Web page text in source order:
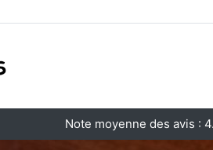
Note moyenne des avis :